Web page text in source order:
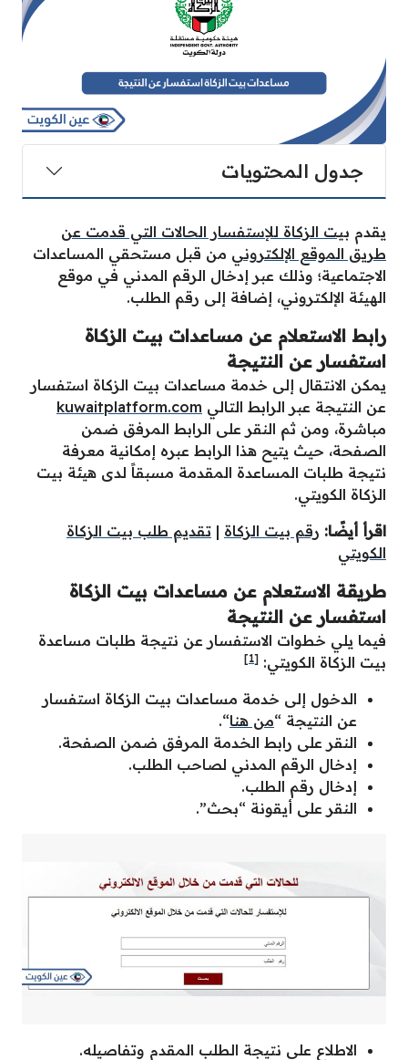
جدول المحتويات
يقدم بيت الزكاة للإستفسار الحالات التي قدمت عن
طريق الموقع الإلكتروني من قبل مستحقي المساعدات
الاجتماعية؛ وذلك عبر إدخال الرقم المدني في موقع
الهيئة الإلكتروني، إضافة إلى رقم الطلب.
رابط الاستعلام عن مساعدات بيت الزكاة
استفسار عن النتيجة
يمكن الانتقال إلى خدمة مساعدات بيت الزكاة استفسار
عن النتيجة عبر الرابط التالي kuwaitplatform.com
مباشرة، ومن ثم النقر على الرابط المرفق ضمن
الصفحة، حيث يتيح هذا الرابط عبره إمكانية معرفة
نتيجة طلبات المساعدة المقدمة مسبقاً لدى هيئة بيت
الزكاة الكويتي.
اقرأ أيضًا: رقم بيت الزكاة | تقديم طلب بيت الزكاة
الكويتي
طريقة الاستعلام عن مساعدات بيت الزكاة
استفسار عن النتيجة
فيما يلي خطوات الاستفسار عن نتيجة طلبات مساعدة
بيت الزكاة الكويتي: [1]
الدخول إلى خدمة مساعدات بيت الزكاة استفسار
عن النتيجة “من هنا“.
النقر على رابط الخدمة المرفق ضمن الصفحة.
إدخال الرقم المدني لصاحب الطلب.
إدخال رقم الطلب.
النقر على أيقونة “بحث”.
الاطلاع على نتيجة الطلب المقدم وتفاصيله.